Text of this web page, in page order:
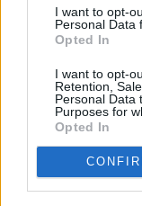
I want to opt-
Personal Data
Opted In
I want to opt-
Retention,
Personal Data
Purposes for
Opted In
Έχει δηλώσει:
ήρθε ο φίλος